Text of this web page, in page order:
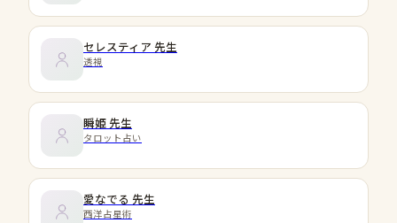
セレスティア 先生
透視
瞬姫 先生
タロット占い
愛なでる 先生
西洋占星術